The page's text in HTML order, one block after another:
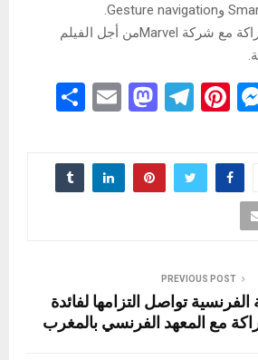
كما تروم أوبو إبرام شراكة مع شركة Marvelمن أجل الفيلم
M
se
n
Pi
er
es
T
e
gr
M
st
o
E
ail
ar
e
PREVIOUS POST
تواصل التزامها لفائدة
مع المعهد الفرنسي بالمغرب